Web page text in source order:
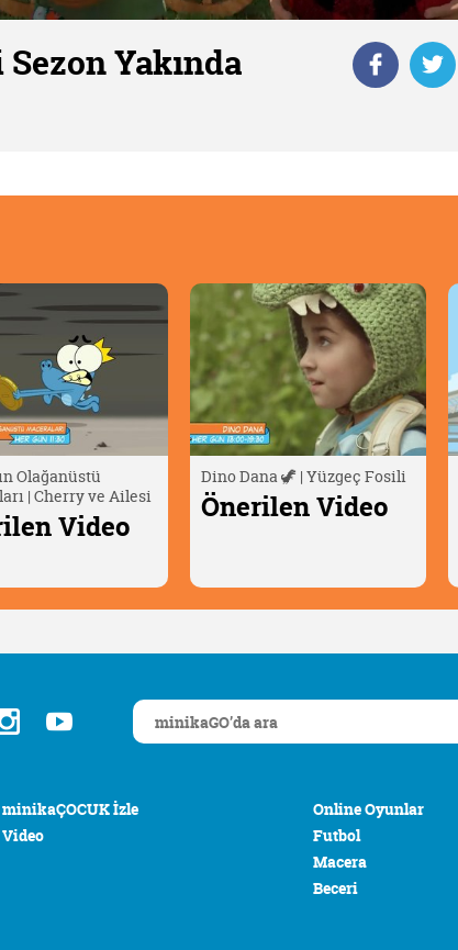
Yakında
Olağanüstü
| Cherry ve Ailesi
Video
Dino Dana 🦖 | Yüzgeç Fosili
Önerilen Video
minikaÇOCUK İzle
Video
Online Oyunlar
Futbol
Macera
Beceri